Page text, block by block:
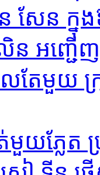
សែន ក្នុ
ន អញ្ជើ
ែមួយ ក្រុ
ត់មួយភ្លែ